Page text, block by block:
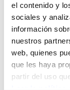
el contenido y
sociales y
información
nuestros
web, quienes
que les haya
partir del uso
La
ELA
Paz de
contribuyen
crispación